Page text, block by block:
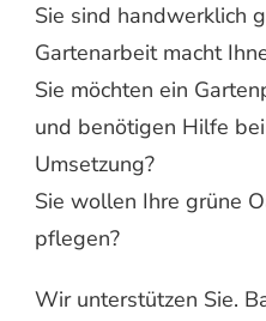
Sie sind handwerklich
Gartenarbeit macht
Sie möchten ein
und benötigen Hilfe
Umsetzung?
Sie wollen Ihre grüne
pflegen?
Wir unterstützen Sie.